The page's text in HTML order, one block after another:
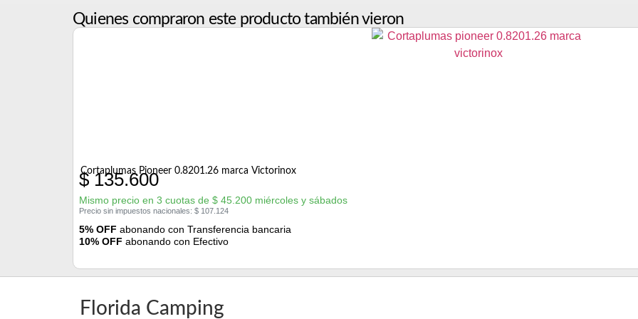
Quienes compraron este producto también vieron
Cortaplumas Pioneer 0.8201.26 marca Victorinox
$135.600
Mismo precio en 3 cuotas de $ 45.200 miércoles y sábados
Precio sin impuestos nacionales: $ 107.124
5% OFF abonando con Transferencia bancaria
10% OFF abonando con Efectivo
Florida Camping